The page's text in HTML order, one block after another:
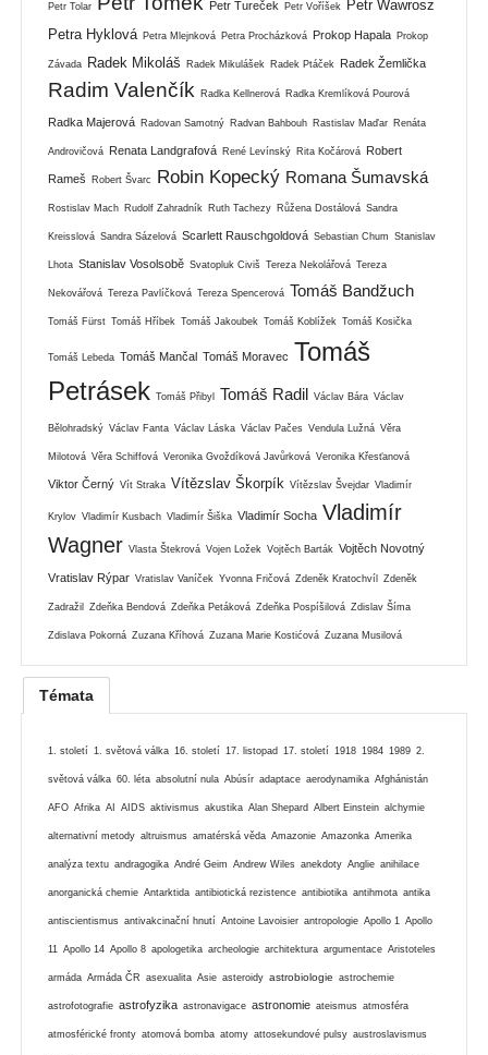
Petr Tolar Petr Tureček Petr Voříšek
Petr Wawrosz
Petra Hyklová Petra Mlejnková Petra Procházková Prokop Hapala Prokop
Závada Radek Mikoláš Radek Mikulášek Radek Ptáček Radek Žemlička
Radim Valenčík Radka Kellnerová Radka Kremlíková Pourová
Radka Majerová Radovan Samotný Radvan Bahbouh Rastislav Maďar Renáta
Androvičová Renata Landgrafová René Levínský Rita Kočárová Robert
Rameš Robert Švarc Robin Kopecký Romana Šumavská
Rostislav Mach Rudolf Zahradník Ruth Tachezy Růžena Dostálová Sandra
Kreisslová Sandra Sázelová Scarlett Rauschgoldová Sebastian Chum Stanislav
Lhota Stanislav Vosolsobě Svatopluk Civiš Tereza Nekolářová Tereza
Nekovářová Tereza Pavlíčková Tereza Spencerová Tomáš Bandžuch
Tomáš Fürst Tomáš Hříbek Tomáš Jakoubek Tomáš Koblížek Tomáš Kosička
Tomáš Lebeda Tomáš Mančal Tomáš Moravec Tomáš
Petrásek Tomáš Přibyl Tomáš Radil Václav Bára Václav
Bělohradský Václav Fanta Václav Láska Václav Pačes Vendula Lužná Věra
Milotová Věra Schiffová Veronika Gvoždíková Javůrková Veronika Křesťanová
Viktor Černý Vít Straka Vítězslav Škorpík Vítězslav Švejdar Vladimír
Krylov Vladimír Kusbach Vladimír Šiška Vladimír Socha Vladimír
Wagner Vlasta Štekrová Vojen Ložek Vojtěch Barták Vojtěch Novotný
Vratislav Rýpar Vratislav Vaníček Yvonna Fričová Zdeněk Kratochvíl Zdeněk
Zadražil Zdeňka Bendová Zdeňka Petáková Zdeňka Pospíšilová Zdislav Šíma
Zdislava Pokorná Zuzana Kříhová Zuzana Marie Kostićová Zuzana Musilová
Témata
1. století 1. světová válka 16. století 17. listopad 17. století 1918 1984 1989 2.
světová válka 60. léta absolutní nula Abúsír adaptace aerodynamika Afghánistán
AFO Afrika AI AIDS aktivismus akustika Alan Shepard Albert Einstein alchymie
alternativní metody altruismus amatérská věda Amazonie Amazonka Amerika
analýza textu andragogika André Geim Andrew Wiles anekdoty Anglie anihilace
anorganická chemie Antarktida antibiotická rezistence antibiotika antihmota antika
antiscientismus antivakcinační hnutí Antoine Lavoisier antropologie Apollo 1 Apollo
11 Apollo 14 Apollo 8 apologetika archeologie architektura argumentace Aristoteles
armáda Armáda ČR asexualita Asie asteroidy astrobiologie astrochemie
astrofotografie astrofyzika astronavigace astronomie ateismus atmosféra
atmosférické fronty atomová bomba atomy attosekundové pulsy austroslavismus